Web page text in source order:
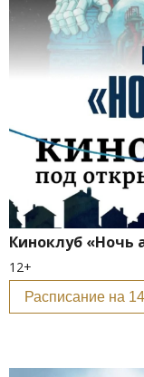
Киноклуб «Ночь
12+